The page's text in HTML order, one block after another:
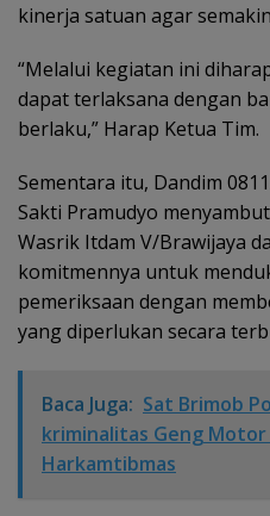
kinerja satuan agar
“Melalui kegiatan ini
dapat terlaksana dengan
berlaku,” Harap Ketua Tim.
Sementara itu, Dandim
Sakti Pramudyo
Wasrik Itdam V/Brawijaya
komitmennya untuk
pemeriksaan dengan
yang diperlukan secara
Baca Juga: Sat Brimob
kriminalitas Geng
Harkamtibmas